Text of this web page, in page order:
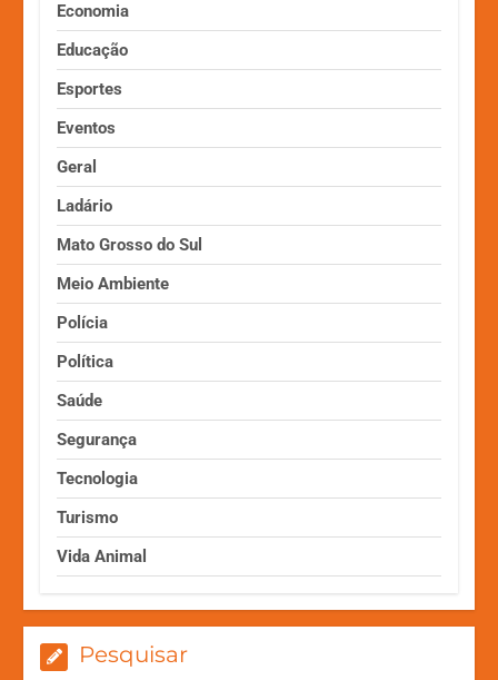
Economia
Educação
Esportes
Eventos
Geral
Ladário
Mato Grosso do Sul
Meio Ambiente
Polícia
Política
Saúde
Segurança
Tecnologia
Turismo
Vida Animal
Pesquisar